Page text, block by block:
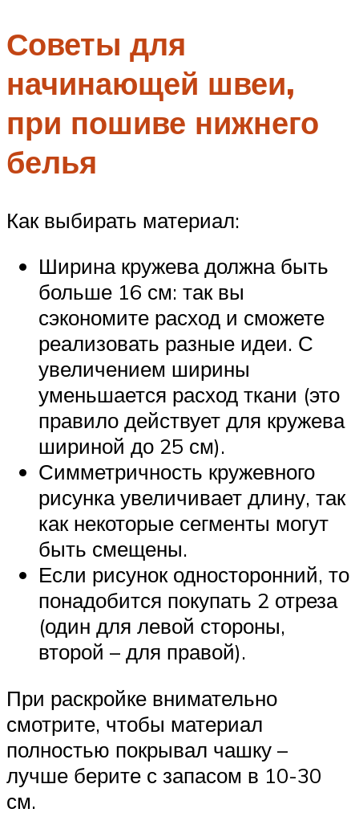
Советы для
начинающей швеи,
при пошиве нижнего
белья
Как выбирать материал:
Ширина кружева должна быть
больше 16 см: так вы
сэкономите расход и сможете
реализовать разные идеи. С
увеличением ширины
уменьшается расход ткани (это
правило действует для кружева
шириной до 25 см).
Симметричность кружевного
рисунка увеличивает длину, так
как некоторые сегменты могут
быть смещены.
Если рисунок односторонний, то
понадобится покупать 2 отреза
(один для левой стороны,
второй – для правой).
При раскройке внимательно
смотрите, чтобы материал
полностью покрывал чашку –
лучше берите с запасом в 10-30
см.